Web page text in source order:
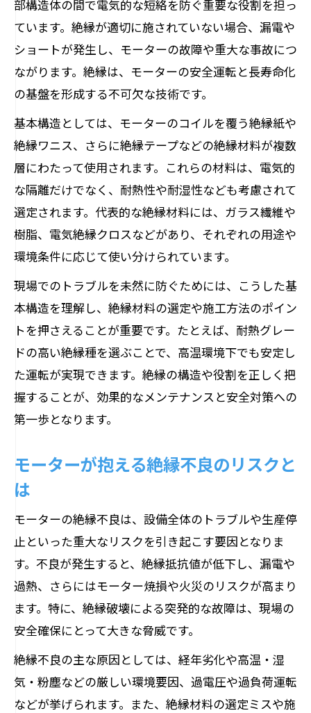
モーター絶縁抵抗値基準が安全維持に与
える影響
200Vモーター絶縁抵抗の適切な管理法
絶縁抵抗基準を守ることで事故を予防
モーター絶縁抵抗測定方法の実務的注意
点
現場で役立つモーター絶縁抵抗測定法
モーター絶縁抵抗測定の基本手順を解説
メガテスターを用いたモーター測定ノウ
ハウ
モーター絶縁抵抗測定時の安全対策ポイ
モーター絶縁抵抗測定やり方のコツと注
意点
現場で役立つ絶縁抵抗の測り方と判断基
準
劣化を招く環境要因と絶縁不良の実態
モーター絶縁不良を引き起こす主な環境
モーター絶縁材料と湿気・熱の関係を解
ト
モーター絶縁不良 原因を現場で把握する
方法
劣化防止のためのモーター点検実践法
絶縁材料の種類と特徴を知るメリット
モーター絶縁材料の種類と特徴を徹底比
較
モーター絶縁紙や絶縁種の選び方ガイド
部構造体の間で電気的な短絡を防ぐ重要な役割を担っ
ています。絶縁が適切に施されていない場合、漏電や
ショートが発生し、モーターの故障や重大な事故につ
ながります。絶縁は、モーターの安全運転と長寿命化
の基盤を形成する不可欠な技術です。
基本構造としては、モーターのコイルを覆う絶縁紙や
絶縁ワニス、さらに絶縁テープなどの絶縁材料が複数
層にわたって使用されます。これらの材料は、電気的
な隔離だけでなく、耐熱性や耐湿性なども考慮されて
選定されます。代表的な絶縁材料には、ガラス繊維や
樹脂、電気絶縁クロスなどがあり、それぞれの用途や
環境条件に応じて使い分けられています。
現場でのトラブルを未然に防ぐためには、こうした基
本構造を理解し、絶縁材料の選定や施工方法のポイン
トを押さえることが重要です。たとえば、耐熱グレー
ドの高い絶縁種を選ぶことで、高温環境下でも安定し
た運転が実現できます。絶縁の構造や役割を正しく把
握することが、効果的なメンテナンスと安全対策への
第一歩となります。
モーターが抱える絶縁不良のリスクと
は
モーターの絶縁不良は、設備全体のトラブルや生産停
止といった重大なリスクを引き起こす要因となりま
す。不良が発生すると、絶縁抵抗値が低下し、漏電や
過熱、さらにはモーター焼損や火災のリスクが高まり
ます。特に、絶縁破壊による突発的な故障は、現場の
安全確保にとって大きな脅威です。
絶縁不良の主な原因としては、経年劣化や高温・湿
気・粉塵などの厳しい環境要因、過電圧や過負荷運転
などが挙げられます。また、絶縁材料の選定ミスや施